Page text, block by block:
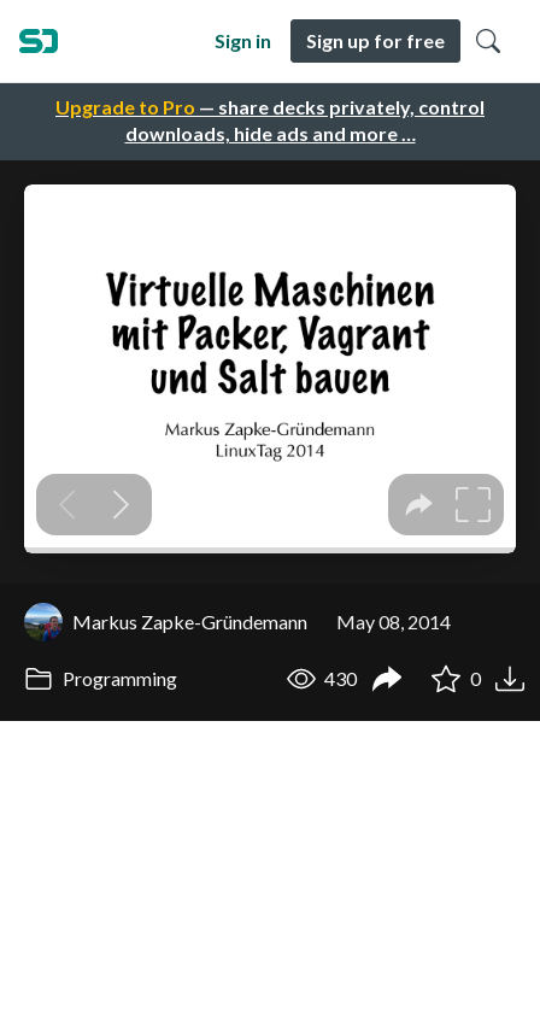
Upgrade to Pro — share decks privately, control
downloads, hide ads and more …
Sign in Sign up for free
Markus Zapke-Gründemann May 08, 2014
Programming 430 0